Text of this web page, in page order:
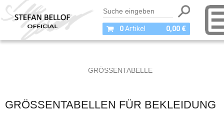
0Artikel 0,00 €
GRÖSSENTABELLE
GRÖSSENTABELLEN FÜR BEKLEIDUNG